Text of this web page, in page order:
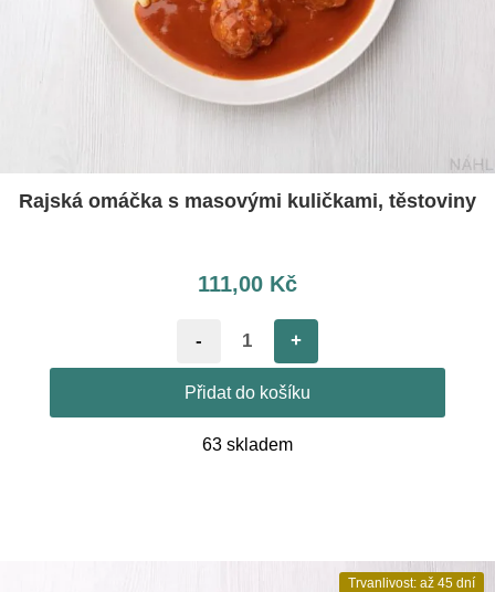
Rajská omáčka s masovými kuličkami, těstoviny
111,00 Kč
- +
Přidat do košíku
63 skladem
Trvanlivost: až 45 dní